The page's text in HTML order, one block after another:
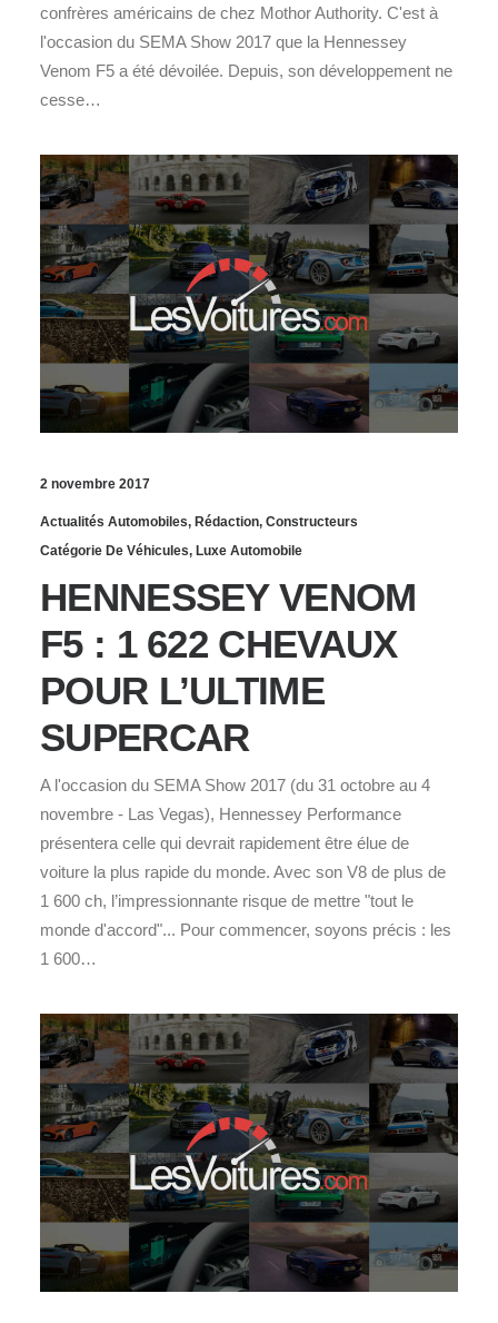
confrères américains de chez Mothor Authority. C'est à
l'occasion du SEMA Show 2017 que la Hennessey
Venom F5 a été dévoilée. Depuis, son développement ne
cesse…
2 novembre 2017
Actualités Automobiles, Rédaction, Constructeurs
Catégorie De Véhicules, Luxe Automobile
HENNESSEY VENOM
F5 : 1 622 CHEVAUX
POUR L’ULTIME
SUPERCAR
A l'occasion du SEMA Show 2017 (du 31 octobre au 4
novembre - Las Vegas), Hennessey Performance
présentera celle qui devrait rapidement être élue de
voiture la plus rapide du monde. Avec son V8 de plus de
1 600 ch, l’impressionnante risque de mettre "tout le
monde d'accord"... Pour commencer, soyons précis : les
1 600…